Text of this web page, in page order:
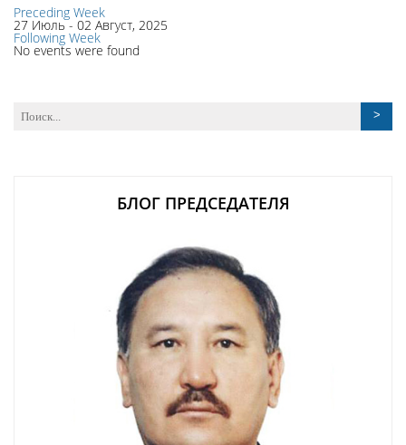
Preceding Week
27 Июль - 02 Август, 2025
Following Week
No events were found
БЛОГ ПРЕДСЕДАТЕЛЯ